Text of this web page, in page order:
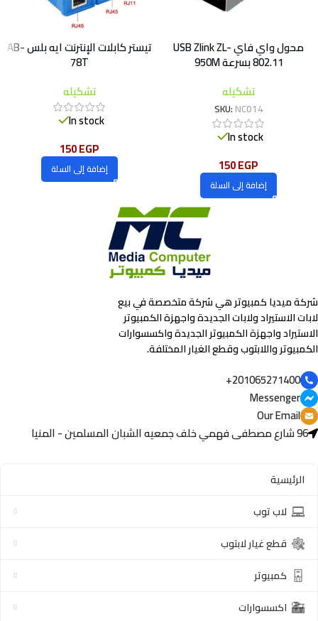
محول واي فاي USB Zlink ZL-
802.11 بسرعة 950M
تشكيله
SKU:NC014
In stock
150EGP
إضافة إلى السلة
تيستر كابلات الإنترنت ايه بلس AB-
78T
تشكيله
In stock
150EGP
إضافة إلى السلة
شركة ميديا كمبيوتر هي شركة متخصصة في بيع
لابات الاستيراد ولابات الجديدة واجهزة الكمبيوتر
الاستيراد واجهزة الكمبيوتر الجديدة واكسسوارات
الكمبيوتر واللابتوب وقطع الغيار المختلفة.
201065271400+
Messenger
Our Email
96 شارع مصطفى فهمي خلف جمعيه الشبان المسلمين - المنيا
الرئيسية
لاب توب
قطع غيار لابتوب
كمبيوتر
اكسسوارات